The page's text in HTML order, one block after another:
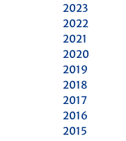
2023
2022
2021
2020
2019
2018
2017
2016
2015